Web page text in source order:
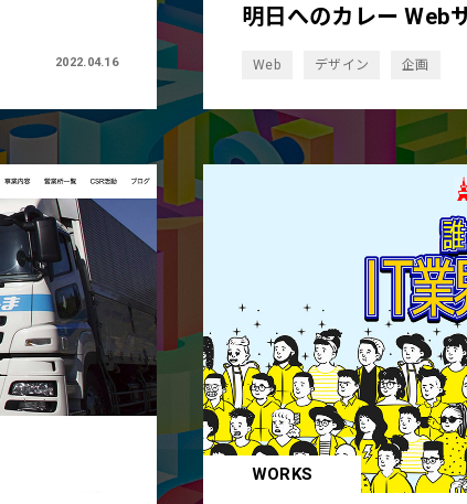
2022.04.16
明日へのカレー Web
Web デザイン 企画
WORKS